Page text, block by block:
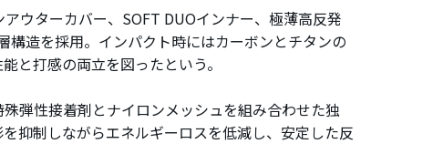
アウターカバー、SOFT DUOインナー、極薄高反発
構造を採用。インパクト時にはカーボンとチタンの
と打感の両立を図ったという。
弾性接着剤とナイロンメッシュを組み合わせた独
抑制しながらエネルギーロスを低減し、安定した反